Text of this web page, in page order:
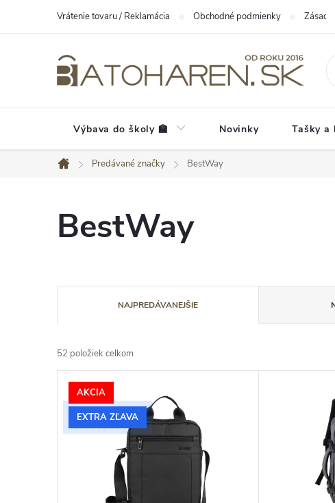
Vrátenie tovaru / Reklamácia Obchodné podmienky
Výbava do školy 🏫 Novinky Tašky a
Domov
Predávané značky BestWay
BestWay
a
d
n
NAJPREDÁVANEJŠIE
52 položiek celkom
V
ý
p
AKCIA
EXTRA ZĽAVA